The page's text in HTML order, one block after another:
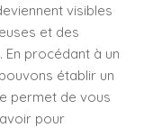
visibles
et des
procédant à un
établir un
permet de vous
pour